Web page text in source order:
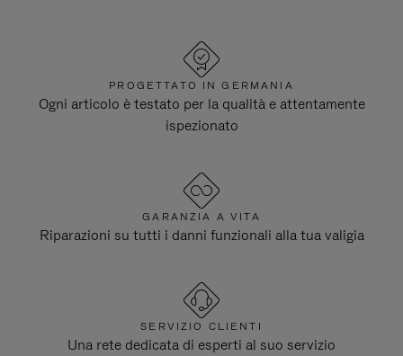
PROGETTATO IN GERMANIA
Ogni articolo è testato per la qualità e attentamente
ispezionato
GARANZIA A VITA
Riparazioni su tutti i danni funzionali alla tua valigia
SERVIZIO CLIENTI
Una rete dedicata di esperti al suo servizio